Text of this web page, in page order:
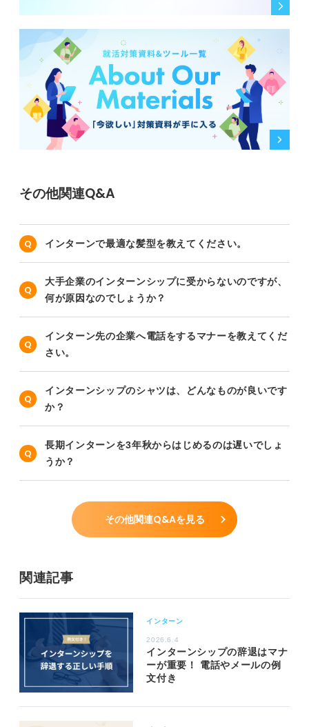
その他関連Q&A
インターンで最適な髪型を教えてください。
大手企業のインターンシップに受からないのですが、
何が原因なのでしょうか？
インターン先の企業へ電話をするマナーを教えてくだ
さい。
インターンシップのシャツは、どんなものが良いです
か？
長期インターンを3年秋からはじめるのは遅いでしょ
うか？
その他関連Q&Aを見る
関連記事
インターン
2026.6.4
インターンシップの辞退はマナ
ーが重要！ 電話やメールの例
文付き